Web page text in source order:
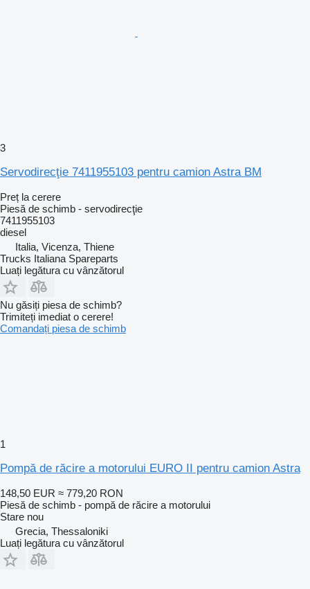
3
Servodirecţie 7411955103 pentru camion Astra BM
Preț la cerere
Piesă de schimb - servodirecţie
7411955103
diesel
Italia, Vicenza, Thiene
Trucks Italiana Spareparts
Luați legătura cu vânzătorul
Nu găsiți piesa de schimb?
Trimiteți imediat o cerere!
Comandați piesa de schimb
1
Pompă de răcire a motorului EURO II pentru camion Astra
148,50 EUR ≈ 779,20 RON
Piesă de schimb - pompă de răcire a motorului
Stare nou
Grecia, Thessaloniki
Luați legătura cu vânzătorul